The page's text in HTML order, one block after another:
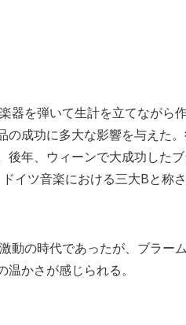
器を弾いて生計を立てながら
成功に多大な影響を与えた
年、ウィーンで大成功した
イツ音楽における三大Bと称
動の時代であったが、ブラー
かさが感じられる。